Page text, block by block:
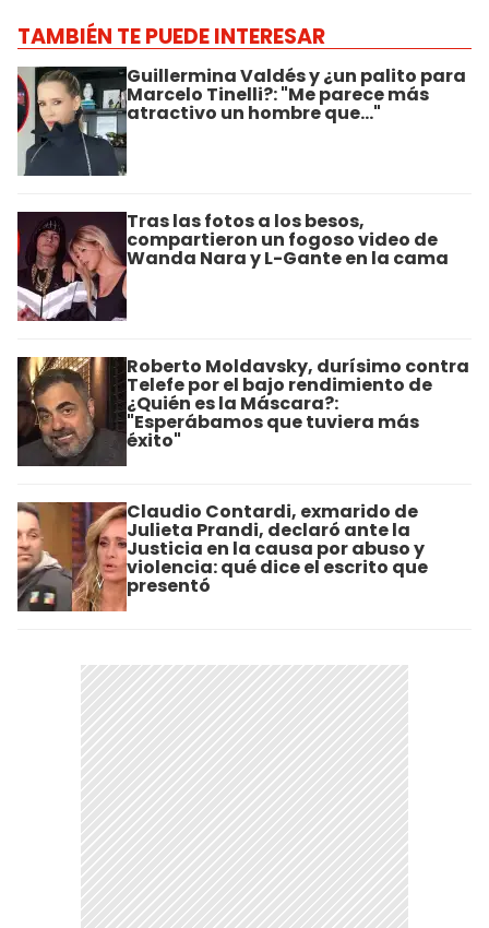
TAMBIÉN TE PUEDE INTERESAR
Guillermina Valdés y ¿un palito para
Marcelo Tinelli?: "Me parece más
atractivo un hombre que..."
Tras las fotos a los besos,
compartieron un fogoso video de
Wanda Nara y L-Gante en la cama
Roberto Moldavsky, durísimo contra
Telefe por el bajo rendimiento de
¿Quién es la Máscara?:
"Esperábamos que tuviera más
éxito"
Claudio Contardi, exmarido de
Julieta Prandi, declaró ante la
Justicia en la causa por abuso y
violencia: qué dice el escrito que
presentó